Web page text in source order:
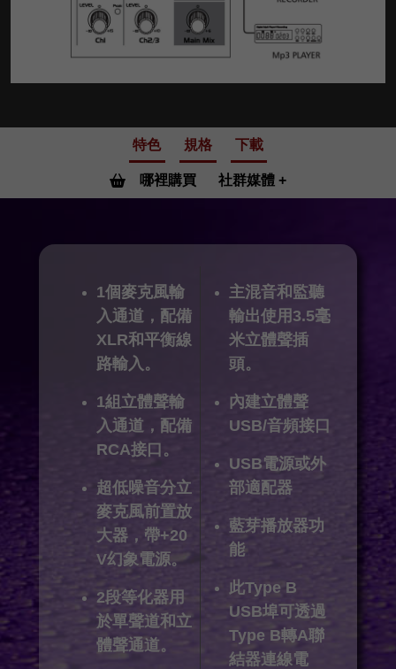
特色 規格 下載
哪裡購買 社群媒體
1個麥克風輸
入通道，配備
XLR和平衡線
路輸入。
1組立體聲輸
入通道，配備
RCA接口。
超低噪音分立
麥克風前置放
大器，帶+20
V幻象電源。
2段等化器用
於單聲道和立
體聲通道。
主混音和監聽
輸出使用3.5毫
米立體聲插
頭。
內建立體聲
USB/音頻接口
USB電源或外
部適配器
藍芽播放器功
能
此Type B
USB埠可透過
Type B轉A聯
結器連線電